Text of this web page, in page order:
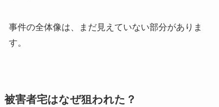
事件の全体像は、まだ見えていない部分がありま
す。
被害者宅はなぜ狙われた？